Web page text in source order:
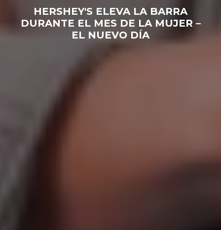
HERSHEY'S ELEVA LA BARRA
DURANTE EL MES DE LA MUJER –
EL NUEVO DÍA